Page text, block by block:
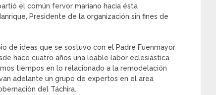
el común fervor mariano hacia ésta
Presidente de la organización sin fines de
de ideas que se sostuvo con el Padre Fuenmayor
hace cuatro años una loable labor eclesiástica
tiempos en lo relacionado a la remodelación
adelante un grupo de expertos en el área
del Táchira.